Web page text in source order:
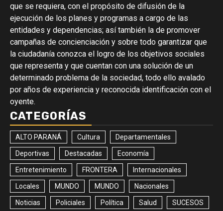
que se requiera, con el propósito de difusión de la
ejecución de los planes y programas a cargo de las
entidades y dependencias; así también la de promover
campañas de concienciación y sobre todo garantizar que
la ciudadanía conozca el logro de los objetivos sociales
que representa y que cuentan con una solución de un
determinado problema de la sociedad, todo ello avalado
por años de experiencia y reconocida identificación con el
oyente.
CATEGORÍAS
ALTO PARANÁ Cultura Departamentales
Deportivas Destacadas Economía
Entretenimiento FRONTERA Internacionales
Locales MUNDO MUNDO Nacionales
Noticias Policiales Política Salud SUCESOS